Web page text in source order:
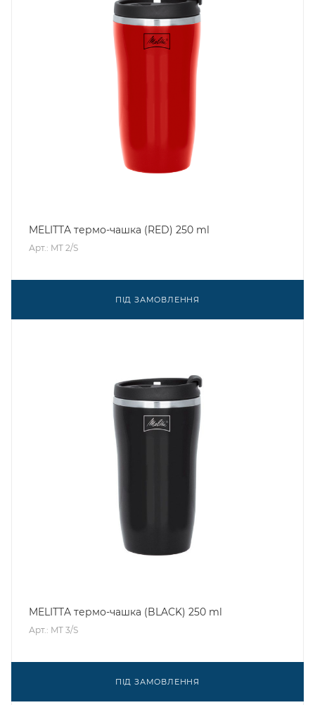
MELITTA термо-чашка (RED) 250 ml
Арт.: MT 2/S
ПІД ЗАМОВЛЕННЯ
MELITTA термо-чашка (BLACK) 250 ml
Арт.: MT 3/S
ПІД ЗАМОВЛЕННЯ